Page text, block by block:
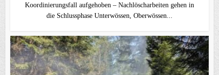
Koordinierungsfall aufgehoben – Nachlöscharbeiten gehen in
die Schlussphase Unterwössen, Oberwössen...